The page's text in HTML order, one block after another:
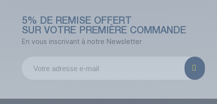
5% DE REMISE OFFERT
SUR VOTRE PREMIÈRE COMMANDE
En vous inscrivant à notre Newsletter